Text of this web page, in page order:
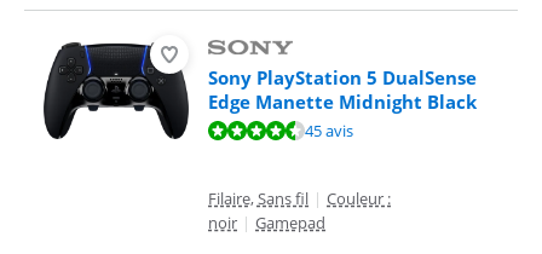
Sony PlayStation 5 DualSense
Edge Manette Midnight Black
La note est de 9,1 sur 10, basée sur 45 avis.45 avis
Filaire, Sans fil | Couleur :
noir | Gamepad